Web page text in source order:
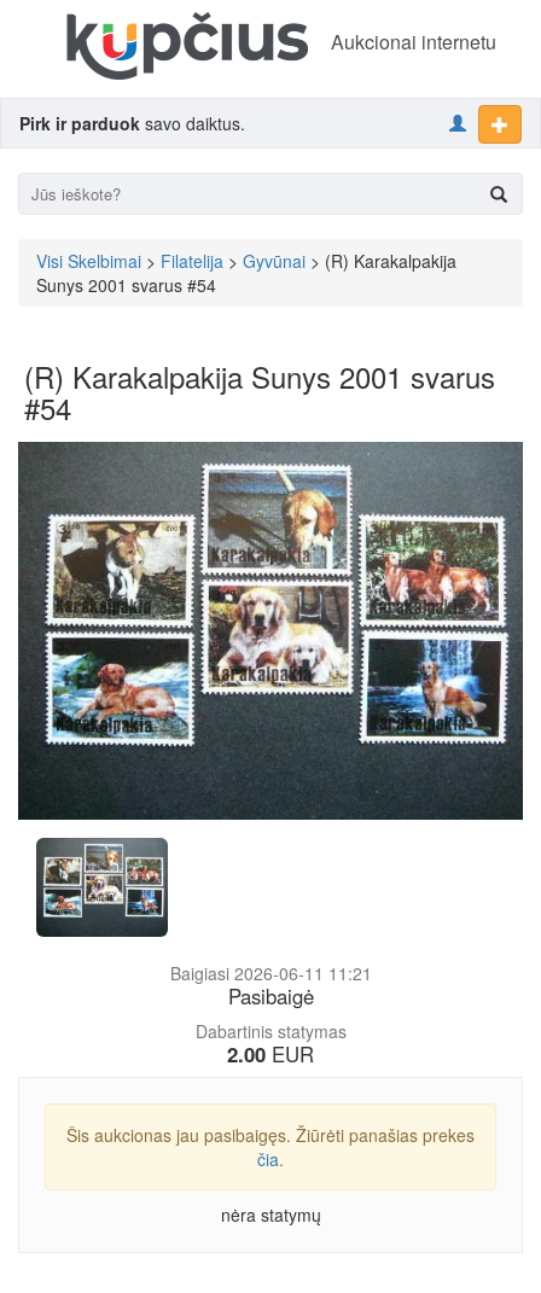
Aukcionai internetu
Pirk ir parduok savo daiktus.
Visi Skelbimai > Filatelija > Gyvūnai > (R) Karakalpakija
Sunys 2001 svarus #54
(R) Karakalpakija Sunys 2001 svarus
#54
Dabartinis statymas
2.00 EUR
Baigiasi 2026-06-11 11:21
Pasibaigė
Šis aukcionas jau pasibaigęs. Žiūrėti panašias prekes
čia.
nėra statymų